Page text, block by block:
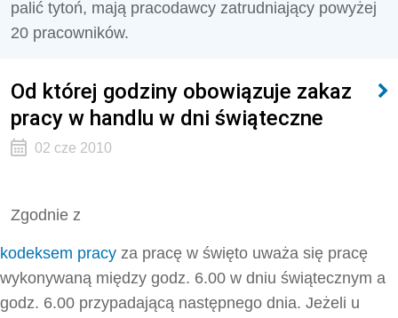
palić tytoń, mają pracodawcy zatrudniający powyżej
20 pracowników.
Od której godziny obowiązuje zakaz
pracy w handlu w dni świąteczne
02 cze 2010
Zgodnie z
kodeksem pracy za pracę w święto uważa się pracę
wykonywaną między godz. 6.00 w dniu świątecznym a
godz. 6.00 przypadającą następnego dnia. Jeżeli u